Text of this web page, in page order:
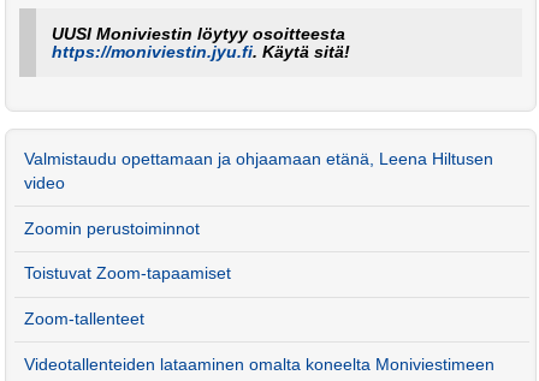
UUSI Moniviestin löytyy osoitteesta
https://moniviestin.jyu.fi. Käytä sitä!
Valmistaudu opettamaan ja ohjaamaan etänä, Leena Hiltusen
video
Zoomin perustoiminnot
Toistuvat Zoom-tapaamiset
Zoom-tallenteet
Videotallenteiden lataaminen omalta koneelta Moniviestimeen